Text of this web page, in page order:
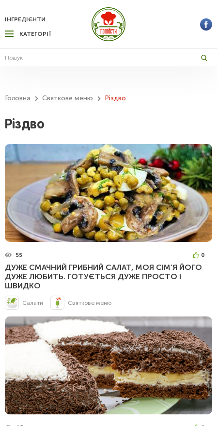
КАТЕГОРІЇ
ІНГРЕДІЄНТИ
Головна Святкове меню Різдво
Різдво
55 0
ДУЖЕ СМАЧНИЙ ГРИБНИЙ САЛАТ, МОЯ СІМ’Я ЙОГО
ДУЖЕ ЛЮБИТЬ. ГОТУЄТЬСЯ ДУЖЕ ПРОСТО І
ШВИДКО
Салати Святкове меню